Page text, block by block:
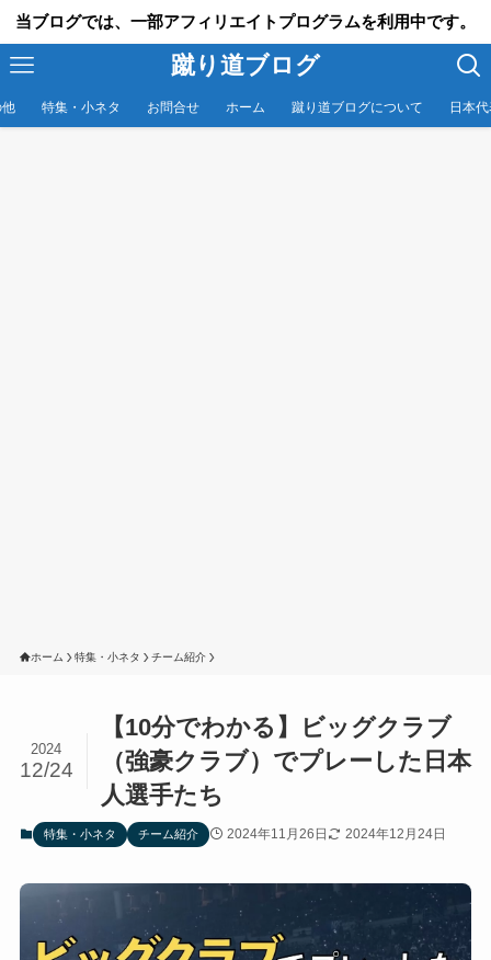
当ブログでは、一部アフィリエイトプログラムを利用中です。
蹴り道ブログ
特集・小ネタ お問合せ ホーム 蹴り道ブログについて 日本
ホーム 特集・小ネタ チーム紹介
【10分でわかる】ビッグクラブ
（強豪クラブ）でプレーした日本
人選手たち
2024
12/24
特集・小ネタ チーム紹介 2024年11月26日 2024年12月24日